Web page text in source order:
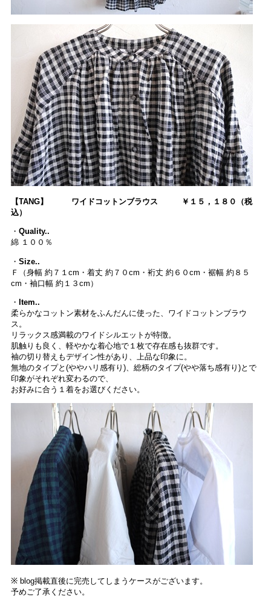
【TANG】 ワイドコットンブラウス ￥１５，１８０（税
込）
・ Quality..
綿 １００％
・ Size..
Ｆ（身幅 約７１cm・着丈 約７０cm・裄丈 約６０cm・裾幅 約８５
cm・袖口幅 約１３cm）
・ Item..
柔らかなコットン素材をふんだんに使った、ワイドコットンブラウ
ス。
リラックス感満載のワイドシルエットが特徴。
肌触りも良く、軽やかな着心地で１枚で存在感も抜群です。
袖の切り替えもデザイン性があり、上品な印象に。
無地のタイプと(ややハリ感有り)、総柄のタイプ(やや落ち感有り)とで
印象がそれぞれ変わるので、
お好みに合う１着をお選びください。
※ blog掲載直後に完売してしまうケースがございます。
予めご了承ください。